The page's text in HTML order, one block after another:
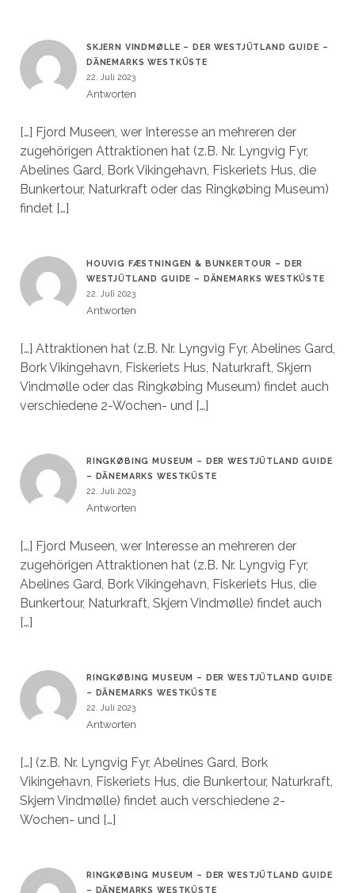
SKJERN VINDMØLLE – DER WESTJÜTLAND GUIDE –
DÄNEMARKS WESTKÜSTE
22. Juli 2023
Antworten
[…] Fjord Museen, wer Interesse an mehreren der
zugehörigen Attraktionen hat (z.B. Nr. Lyngvig Fyr,
Abelines Gard, Bork Vikingehavn, Fiskeriets Hus, die
Bunkertour, Naturkraft oder das Ringkøbing Museum)
findet […]
HOUVIG FÆSTNINGEN & BUNKERTOUR – DER
WESTJÜTLAND GUIDE – DÄNEMARKS WESTKÜSTE
22. Juli 2023
Antworten
[…] Attraktionen hat (z.B. Nr. Lyngvig Fyr, Abelines Gard,
Bork Vikingehavn, Fiskeriets Hus, Naturkraft, Skjern
Vindmølle oder das Ringkøbing Museum) findet auch
verschiedene 2-Wochen- und […]
RINGKØBING MUSEUM – DER WESTJÜTLAND GUIDE
– DÄNEMARKS WESTKÜSTE
22. Juli 2023
Antworten
[…] Fjord Museen, wer Interesse an mehreren der
zugehörigen Attraktionen hat (z.B. Nr. Lyngvig Fyr,
Abelines Gard, Bork Vikingehavn, Fiskeriets Hus, die
Bunkertour, Naturkraft, Skjern Vindmølle) findet auch
[…]
RINGKØBING MUSEUM – DER WESTJÜTLAND GUIDE
– DÄNEMARKS WESTKÜSTE
22. Juli 2023
Antworten
[…] (z.B. Nr. Lyngvig Fyr, Abelines Gard, Bork
Vikingehavn, Fiskeriets Hus, die Bunkertour, Naturkraft,
Skjern Vindmølle) findet auch verschiedene 2-
Wochen- und […]
RINGKØBING MUSEUM – DER WESTJÜTLAND GUIDE
– DÄNEMARKS WESTKÜSTE